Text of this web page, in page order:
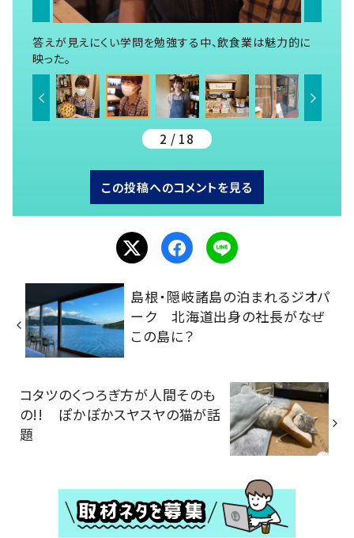
答えが見えにくい学問を勉強する中、飲食業は魅力的に
映った。
2 / 18
この投稿へのコメントを見る
島根・隠岐諸島の泊まれるジオパ
ーク 北海道出身の社長がなぜ
この島に？
コタツのくつろぎ方が人間そのも
の!! ぽかぽかスヤスヤの猫が話
題